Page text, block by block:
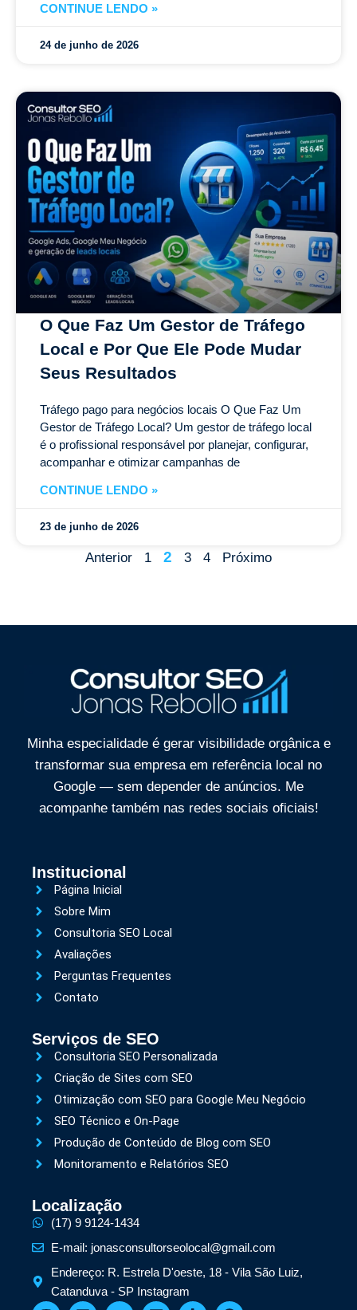
CONTINUE LENDO »
24 de junho de 2026
O Que Faz Um Gestor de Tráfego
Local e Por Que Ele Pode Mudar
Seus Resultados
Tráfego pago para negócios locais O Que Faz Um
Gestor de Tráfego Local? Um gestor de tráfego local
é o profissional responsável por planejar, configurar,
acompanhar e otimizar campanhas de
CONTINUE LENDO »
23 de junho de 2026
Anterior 1 2 3 4 Próximo
Minha especialidade é gerar visibilidade orgânica e
transformar sua empresa em referência local no
Google — sem depender de anúncios. Me
acompanhe também nas redes sociais oficiais!
Institucional
Página Inicial
Sobre Mim
Consultoria SEO Local
Avaliações
Perguntas Frequentes
Contato
Serviços de SEO
Consultoria SEO Personalizada
Criação de Sites com SEO
Otimização com SEO para Google Meu Negócio
SEO Técnico e On-Page
Produção de Conteúdo de Blog com SEO
Monitoramento e Relatórios SEO
Localização
(17) 9 9124-1434
E-mail: jonasconsultorseolocal@gmail.com
Endereço: R. Estrela D'oeste, 18 - Vila São Luiz,
Catanduva - SP Instagram